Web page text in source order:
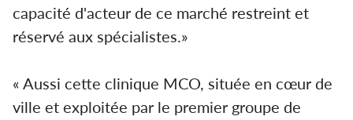
capacité d'acteur de ce marché restreint et
réservé aux spécialistes.»
« Aussi cette clinique MCO, située en cœur de
ville et exploitée par le premier groupe de